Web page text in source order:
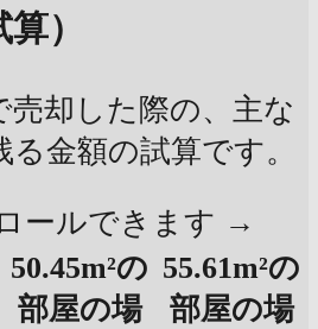
）
売却した際の、主な
金額の試算です。
ールできます →
50.45m²の
部屋の場
55.61m²の
部屋の場